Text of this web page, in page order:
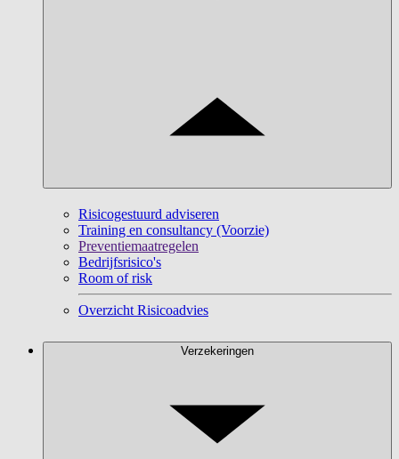
Risicogestuurd adviseren
Training en consultancy (Voorzie)
Preventiemaatregelen
Bedrijfsrisico's
Room of risk
Overzicht Risicoadvies
Verzekeringen